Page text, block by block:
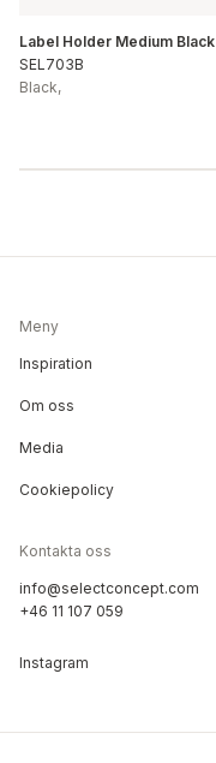
Label Holder Medium Black
SEL703B
Black,
Meny
Inspiration
Om oss
Media
Cookiepolicy
Kontakta oss
info@selectconcept.com
+46 11 107 059
Instagram